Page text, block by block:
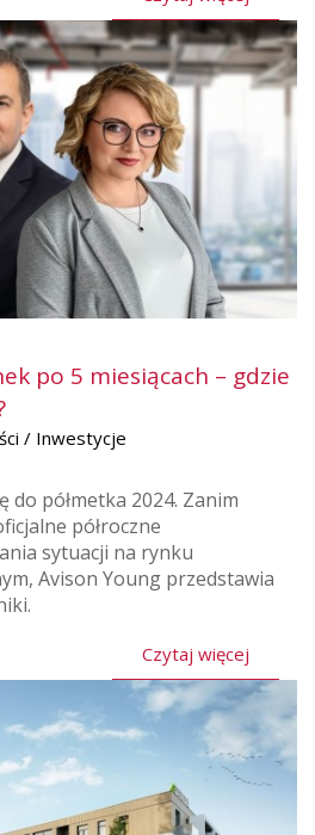
po 5 miesiącach – gdzie
/ Inwestycje
do półmetka 2024. Zanim
półroczne
sytuacji na rynku
Avison Young przedstawia
Czytaj więcej